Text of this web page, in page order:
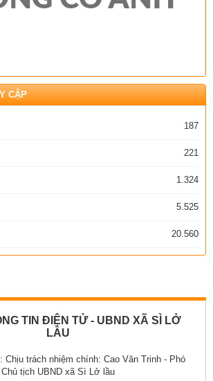
CẬP
187
221
1.324
5.525
20.560
TIN ĐIỆN TỬ - UBND XÃ SÌ LỞ
LẦU
Chịu trách nhiệm chính: Cao Văn Trinh - Phó
Chủ tịch UBND xã Sì Lở lầu